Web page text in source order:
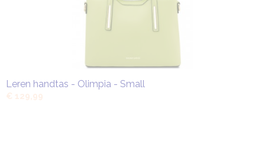
Leren handtas - Olimpia - Small
€ 129,99